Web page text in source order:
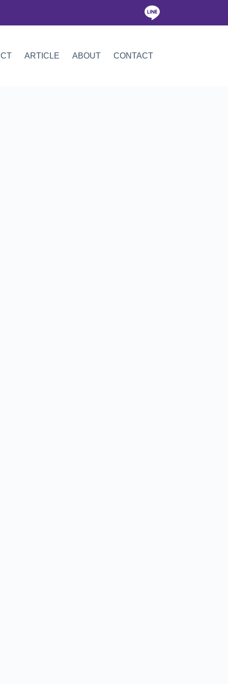
ARTICLE ABOUT CONTACT